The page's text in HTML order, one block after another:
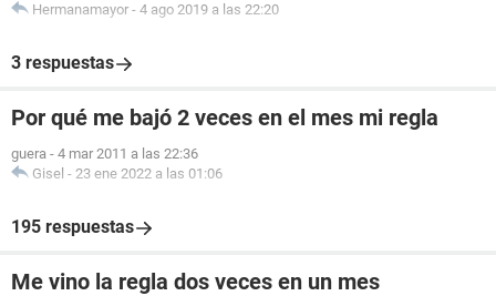
Hermanamayor - 4 ago 2019 a las 22:20
3 respuestas
Por qué me bajó 2 veces en el mes mi regla
guera - 4 mar 2011 a las 22:36
Gisel - 23 ene 2022 a las 01:06
195 respuestas
Me vino la regla dos veces en un mes